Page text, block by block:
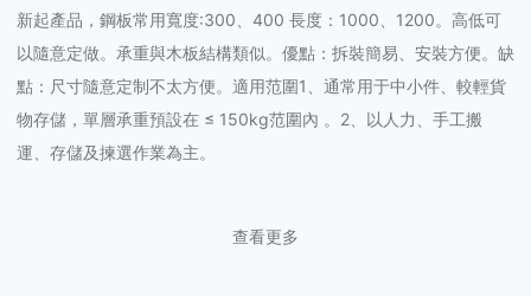
新起產品，鋼板常用寬度:300、400 長度：1000、1200。高低可
以隨意定做。承重與木板結構類似。優點：拆裝簡易、安裝方便。缺
點：尺寸隨意定制不太方便。適用范圍1、通常用于中小件、較輕貨
物存儲，單層承重預設在 ≤ 150kg范圍內 。2、以人力、手工搬
運、存儲及揀選作業為主。
查看更多